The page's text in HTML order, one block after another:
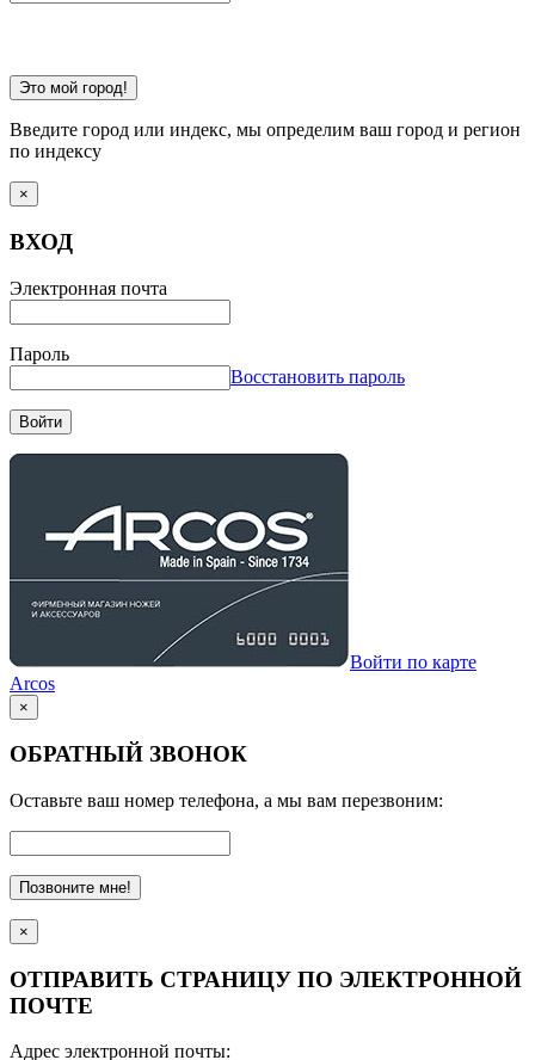
Это мой город!
Введите город или индекс, мы определим ваш город и регион
по индексу
×
ВХОД
Электронная почта
Пароль
Восстановить пароль
Войти
Войти по карте
Arcos
×
ОБРАТНЫЙ ЗВОНОК
Оставьте ваш номер телефона, а мы вам перезвоним:
Позвоните мне!
×
ОТПРАВИТЬ СТРАНИЦУ ПО ЭЛЕКТРОННОЙ
ПОЧТЕ
Адрес электронной почты: